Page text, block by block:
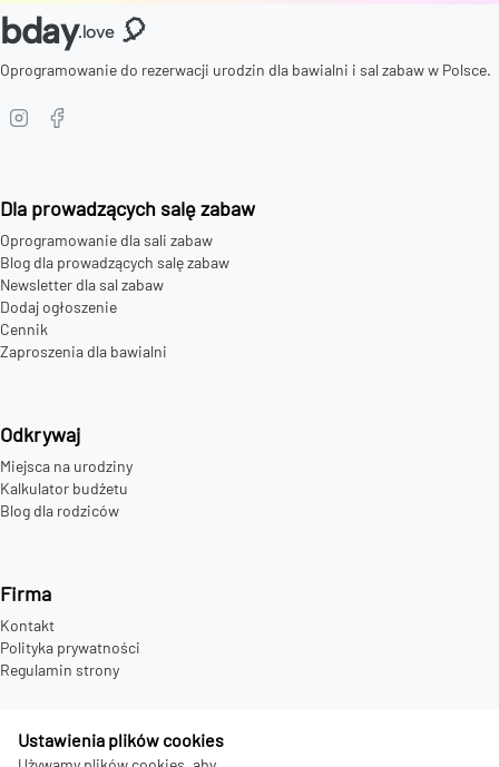
Ustawienia plików cookies
bday.love 🎈
Oprogramowanie do rezerwacji urodzin dla bawialni i sal zabaw w Polsce.
Dla prowadzących salę zabaw
Oprogramowanie dla sali zabaw
Blog dla prowadzących salę zabaw
Newsletter dla sal zabaw
Dodaj ogłoszenie
Cennik
Zaproszenia dla bawialni
Odkrywaj
Miejsca na urodziny
Kalkulator budżetu
Blog dla rodziców
Firma
Kontakt
Polityka prywatności
Regulamin strony